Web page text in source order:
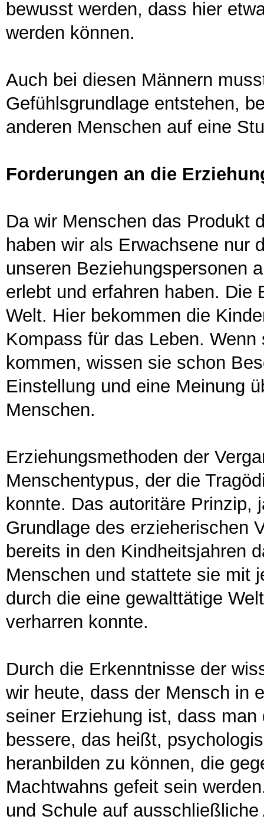
bewusst werden, dass hier
werden können.
Auch bei diesen Männern
Gefühlsgrundlage entstehen,
anderen Menschen auf eine
Forderungen an die
Da wir Menschen das Produkt
haben wir als Erwachsene nur
unseren Beziehungspersonen
erlebt und erfahren haben. Die
Welt. Hier bekommen die
Kompass für das Leben.
kommen, wissen sie schon
Einstellung und eine Meinung
Menschen.
Erziehungsmethoden der
Menschentypus, der die
konnte. Das autoritäre Prinzip,
Grundlage des erzieherischen
bereits in den Kindheitsjahren
Menschen und stattete sie mit
durch die eine gewalttätige
verharren konnte.
Durch die Erkenntnisse der
wir heute, dass der Mensch in
seiner Erziehung ist, dass
bessere, das heißt,
heranbilden zu können, die
Machtwahns gefeit sein
und Schule auf